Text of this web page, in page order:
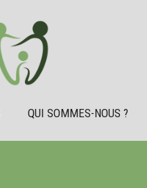
QUI SOMMES-NOUS ?